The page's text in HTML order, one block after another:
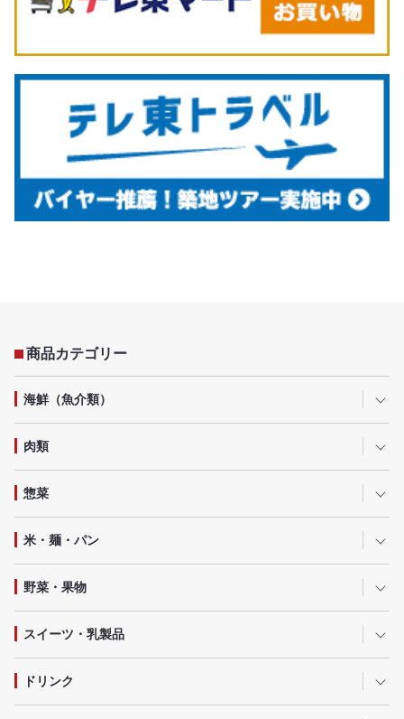
商品カテゴリー
海鮮（魚介類）
肉類
惣菜
米・麺・パン
野菜・果物
スイーツ・乳製品
ドリンク